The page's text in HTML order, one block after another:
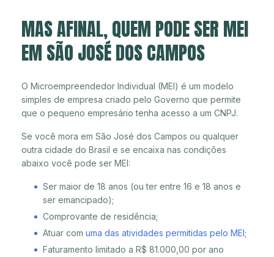
MAS AFINAL, QUEM PODE SER MEI
EM SÃO JOSÉ DOS CAMPOS
O Microempreendedor Individual (MEI) é um modelo
simples de empresa criado pelo Governo que permite
que o pequeno empresário tenha acesso a um CNPJ.
Se você mora em São José dos Campos ou qualquer
outra cidade do Brasil e se encaixa nas condições
abaixo você pode ser MEI:
Ser maior de 18 anos (ou ter entre 16 e 18 anos e
ser emancipado);
Comprovante de residência;
Atuar com uma das atividades permitidas pelo MEI;
Faturamento limitado a R$ 81.000,00 por ano